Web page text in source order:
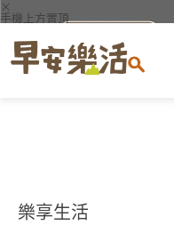
×
手機上方置頂
樂享生活